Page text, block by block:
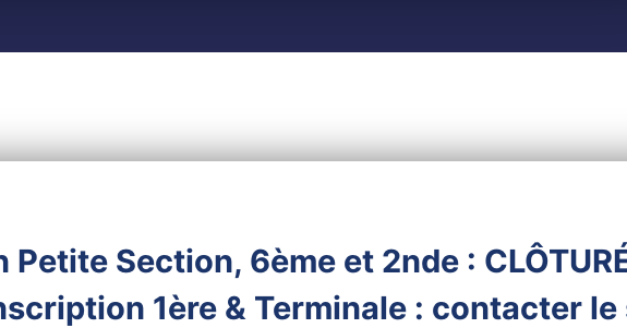
Section, 6ème et 2nde :
1ère & Terminale : contacter